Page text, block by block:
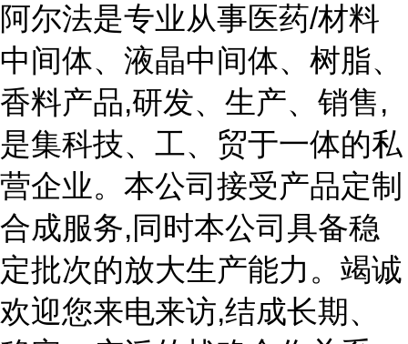
阿尔法是专业从事医药/材料
中间体、液晶中间体、树脂、
香料产品,研发、生产、销售,
是集科技、工、贸于一体的私
营企业。本公司接受产品定制
合成服务,同时本公司具备稳
定批次的放大生产能力。竭诚
欢迎您来电来访,结成长期、